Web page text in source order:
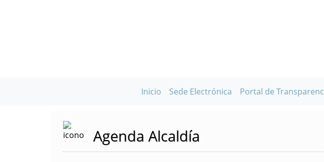
Inicio Sede Electrónica Portal de
Agenda Alcaldía